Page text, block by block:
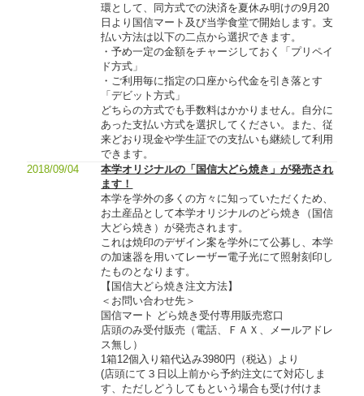
環として、同方式での決済を夏休み明けの9月20
日より国信マート及び当学食堂で開始します。支
払い方法は以下の二点から選択できます。
・予め一定の金額をチャージしておく「プリペイ
ド方式」
・ご利用毎に指定の口座から代金を引き落とす
「デビット方式」
どちらの方式でも手数料はかかりません。自分に
あった支払い方式を選択してください。また、従
来どおり現金や学生証での支払いも継続して利用
できます。
2018/09/04
本学オリジナルの「国信大どら焼き」が発売され
ます！
本学を学外の多くの方々に知っていただくため、
お土産品として本学オリジナルのどら焼き（国信
大どら焼き）が発売されます。
これは焼印のデザイン案を学外にて公募し、本学
の加速器を用いてレーザー電子光にて照射刻印し
たものとなります。
【国信大どら焼き注文方法】
＜お問い合わせ先＞
国信マート どら焼き受付専用販売窓口
店頭のみ受付販売（電話、ＦＡＸ、メールアドレ
ス無し）
1箱12個入り箱代込み3980円（税込）より
(店頭にて３日以上前から予約注文にて対応しま
す、ただしどうしてもという場合も受け付けま